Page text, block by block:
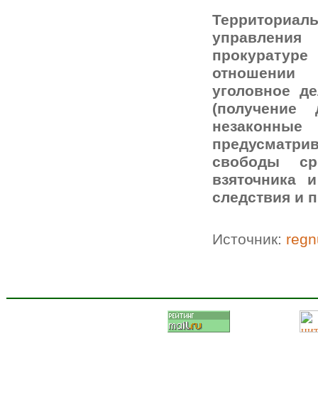
уголовное
свободы
взяточника
следствия и
Источник: